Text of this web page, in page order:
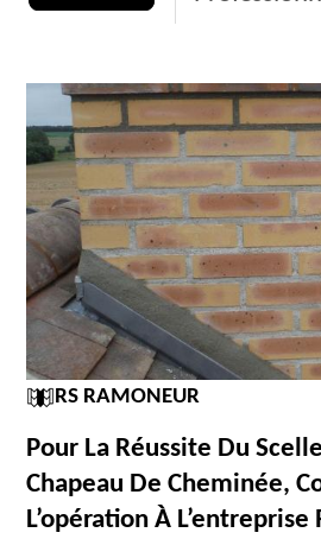
RS RAMONEUR
Pour La Réussite Du
Chapeau De Cheminée,
L’opération À L’entreprise